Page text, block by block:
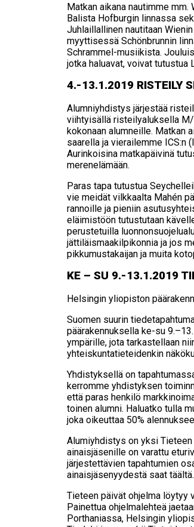
Matkan aikana nautimme
Balista Hofburgin linnassa
Juhlaillallinen nautitaan
myyttisessä Schönbrunnin
Schrammel-musiikista.
jotka haluavat, voivat
4.-13.1.2019 RIS­TEI­LY
Alumniyhdistys järjestää
viihtyisällä risteilyaluksella
kokonaan alumneille. Matkan
saarella ja vierailemme ICS:n
Aurinkoisina matkapäivinä
merenelämään.
Paras tapa tutustua
vie meidät vilkkaalta Mahén
rannoille ja pieniin
eläimistöön tutustutaan
perustetuilla
jättiläismaakilpikonnia ja jos
pikkumustakaijan ja muita
KE – SU 9.-13.1.2019
Helsingin yliopiston
Suomen suurin
päärakennuksella ke-su
ympärille, jota tarkastellaan
yhteiskuntatieteidenkin
Yhdistyksellä on
kerromme yhdistyksen
että paras henkilö
toinen alumni. Haluatko tulla
joka oikeuttaa 50%
Alumiyhdistys on yksi
ainaisjäsenille on varattu
järjestettävien tapahtumien
ainaisjäsenyydestä saat täältä.
Tieteen päivät ohjelma
Painettua ohjelmalehteä
Porthaniassa, Helsingin